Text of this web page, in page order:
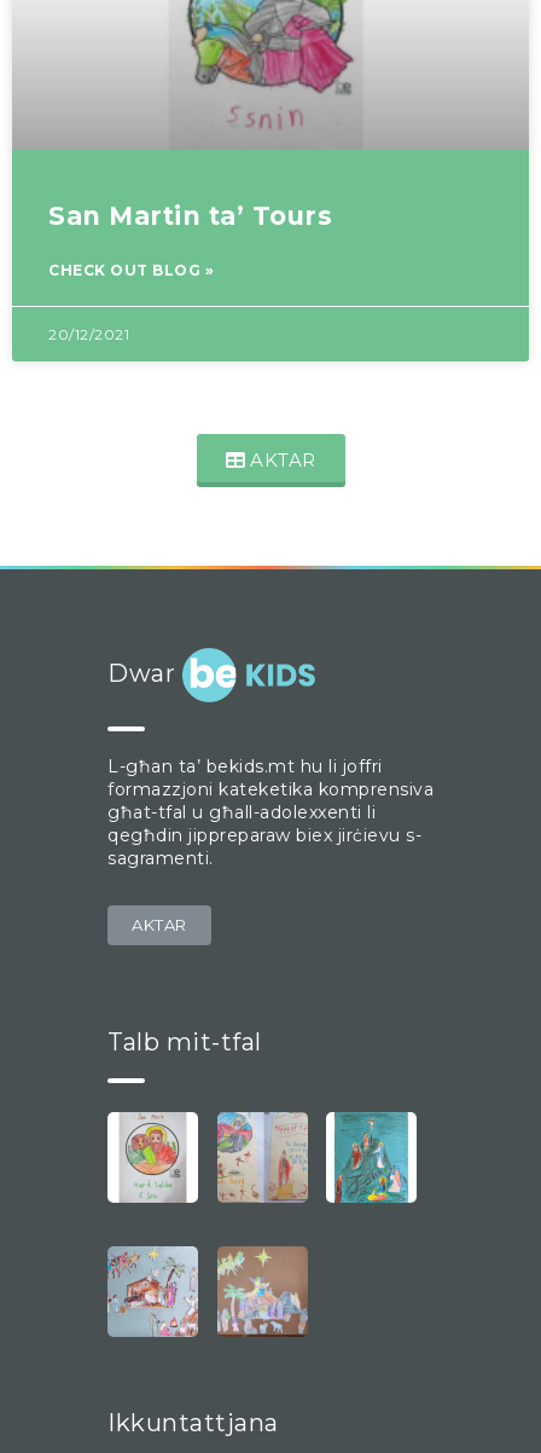
San Martin ta’ Tours
CHECK OUT BLOG »
20/12/2021
AKTAR
Dwar
L-għan ta’ bekids.mt hu li joffri
formazzjoni kateketika komprensiva
għat-tfal u għall-adolexxenti li
qegħdin jippreparaw biex jirċievu s-
sagramenti.
AKTAR
Talb mit-tfal
Ikkuntattjana